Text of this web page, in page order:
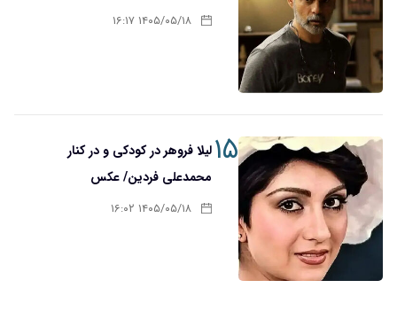
۱۴۰۵/۰۵/۱۸ ۱۶:۱۷
۱۵لیلا فروهر در کودکی و در کنار
محمدعلی فردین/ عکس
۱۴۰۵/۰۵/۱۸ ۱۶:۰۲